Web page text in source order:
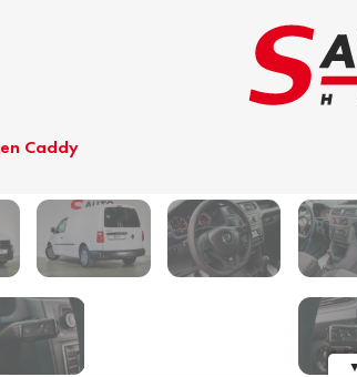
Caddy
Schimb auto